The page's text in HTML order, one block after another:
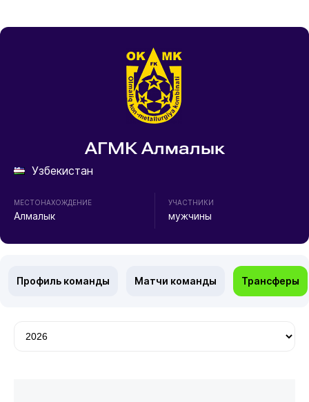
АГМК Алмалык
Узбекистан
МЕСТОНАХОЖДЕНИЕ
Алмалык
УЧАСТНИКИ
мужчины
Профиль команды Матчи команды Трансферы